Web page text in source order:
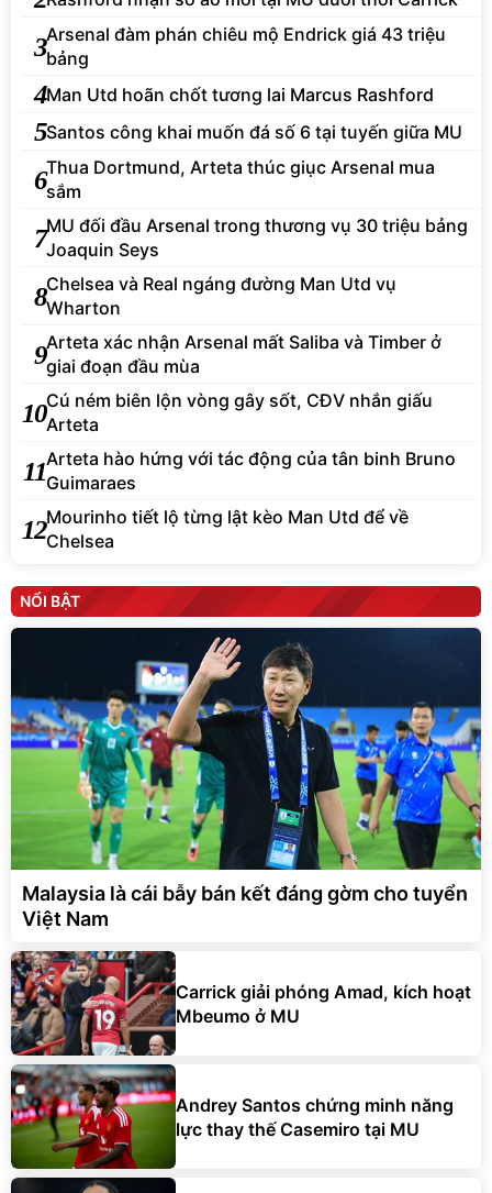
3Arsenal đàm phán chiêu mộ Endrick giá 43 triệu
bảng
4Man Utd hoãn chốt tương lai Marcus Rashford
5Santos công khai muốn đá số 6 tại tuyến giữa MU
6Thua Dortmund, Arteta thúc giục Arsenal mua
sắm
7MU đối đầu Arsenal trong thương vụ 30 triệu bảng
Joaquin Seys
8Chelsea và Real ngáng đường Man Utd vụ
Wharton
9Arteta xác nhận Arsenal mất Saliba và Timber ở
giai đoạn đầu mùa
10Cú ném biên lộn vòng gây sốt, CĐV nhắn giấu
Arteta
11Arteta hào hứng với tác động của tân binh Bruno
Guimaraes
12Mourinho tiết lộ từng lật kèo Man Utd để về
Chelsea
NỔI BẬT
Malaysia là cái bẫy bán kết đáng gờm cho tuyển
Việt Nam
Carrick giải phóng Amad, kích hoạt
Mbeumo ở MU
Andrey Santos chứng minh năng
lực thay thế Casemiro tại MU